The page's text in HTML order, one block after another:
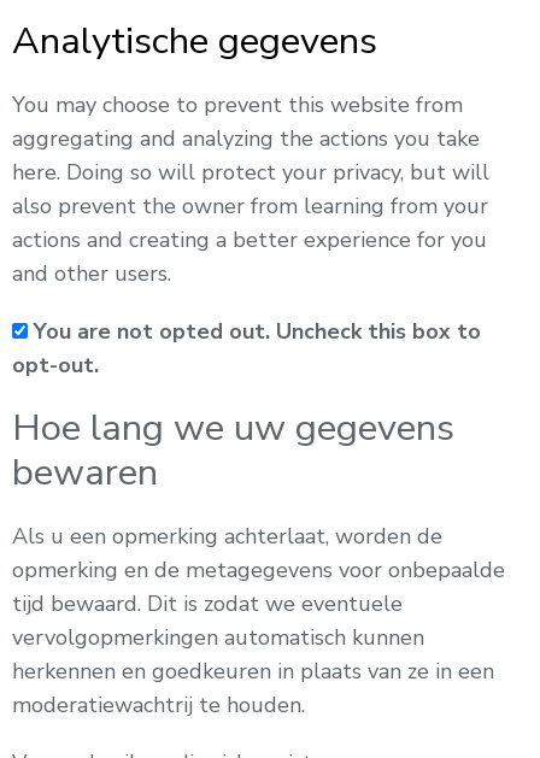
Analytische gegevens
You may choose to prevent this website from
aggregating and analyzing the actions you take
here. Doing so will protect your privacy, but will
also prevent the owner from learning from your
actions and creating a better experience for you
and other users.
You are not opted out. Uncheck this box to
opt-out.
Hoe lang we uw gegevens
bewaren
Als u een opmerking achterlaat, worden de
opmerking en de metagegevens voor onbepaalde
tijd bewaard. Dit is zodat we eventuele
vervolgopmerkingen automatisch kunnen
herkennen en goedkeuren in plaats van ze in een
moderatiewachtrij te houden.